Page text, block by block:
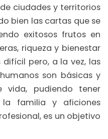
ciudades y territorios
bien las cartas que se
exitosos frutos en
riqueza y bienestar
pero, a la vez, las
son básicas y
vida, pudiendo tener
familia y aficiones
es un objetivo